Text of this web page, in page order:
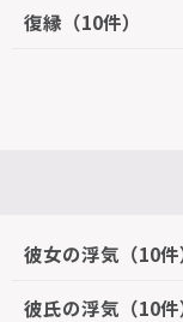
復縁（10件）
彼女の浮気（10件
彼氏の浮気（10件